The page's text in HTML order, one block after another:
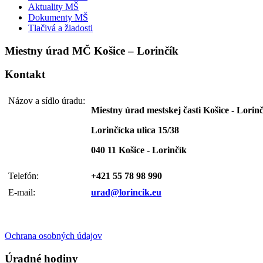
Aktuality MŠ
Dokumenty MŠ
Tlačivá a žiadosti
Miestny úrad MČ Košice – Lorinčík
Kontakt
Názov a sídlo úradu:
Miestny úrad mestskej časti Košice -
Lorinčícka ulica 15/38
040 11 Košice - Lorinčík
Telefón:
+421 55 78 98 990
E-mail:
urad@lorincik.eu
Ochrana osobných údajov
Úradné hodiny